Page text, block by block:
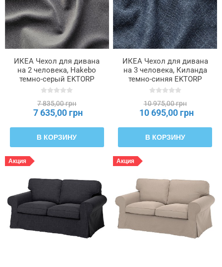
ИКЕА Чехол для дивана
на 2 человека, Hakebo
темно-серый EKTORP
ЭКТОРП, 205.652.72
7 835,00 грн
7 635,00 грн
В КОРЗИНУ
ИКЕА Чехол для дивана
на 3 человека, Киланда
темно-синяя EKTORP
ЭКТОРП, 105.652.15
10 975,00 грн
10 695,00 грн
В КОРЗИНУ
Акция Акция